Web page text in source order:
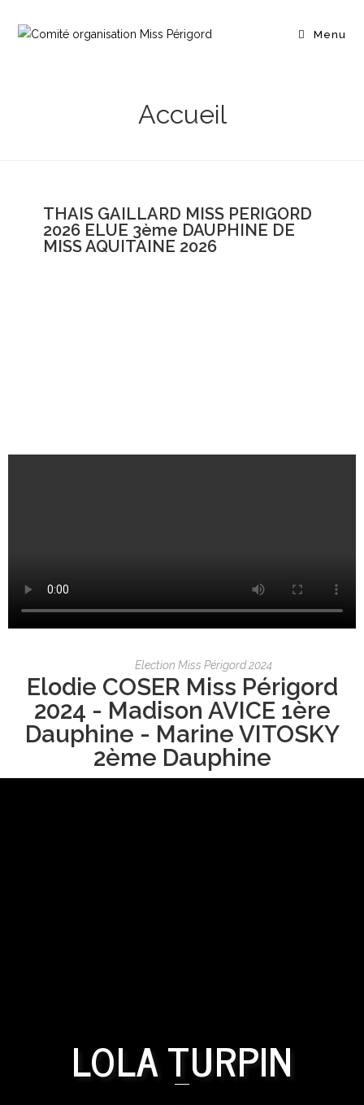
Menu
Accueil
THAIS GAILLARD MISS PERIGORD
2026 ELUE 3ème DAUPHINE DE
MISS AQUITAINE 2026
Election Miss Périgord 2024
Elodie COSER Miss Périgord
2024 - Madison AVICE 1ère
Dauphine - Marine VITOSKY
2ème Dauphine
LOLA TURPIN